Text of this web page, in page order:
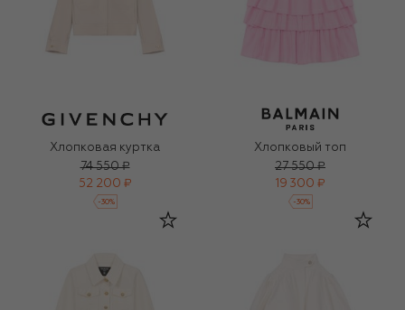
Хлопковая куртка
74 550 ₽
52 200 ₽
-30%
Хлопковый топ
27 550 ₽
19 300 ₽
-30%